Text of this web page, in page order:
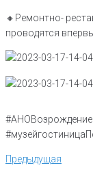
🔸️Ремонтно-
проводятся
#АНОВозрождение
Навигация
по
Предыдущая
Предыдущая